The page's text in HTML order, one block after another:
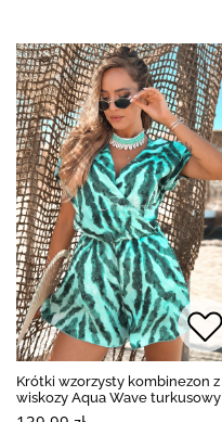
Krótki wzorzysty kombinezon z
wiskozy Aqua Wave turkusowy